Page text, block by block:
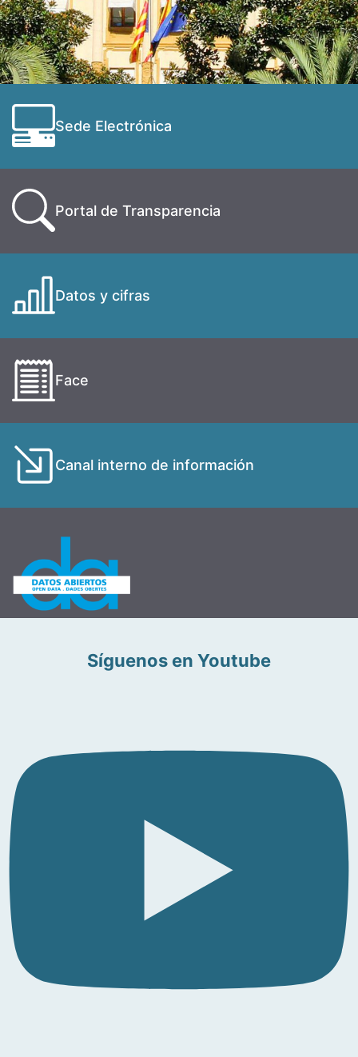
Sede Electrónica
Portal de Transparencia
Datos y cifras
Face
Canal interno de información
Síguenos en Youtube